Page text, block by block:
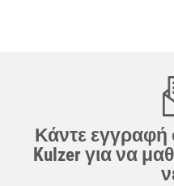
Κάντε εγγραφή
Kulzer για να